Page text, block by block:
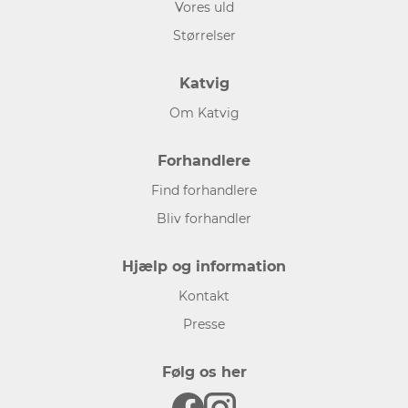
Vores uld
Størrelser
Katvig
Om Katvig
Forhandlere
Find forhandlere
Bliv forhandler
Hjælp og information
Kontakt
Presse
Følg os her